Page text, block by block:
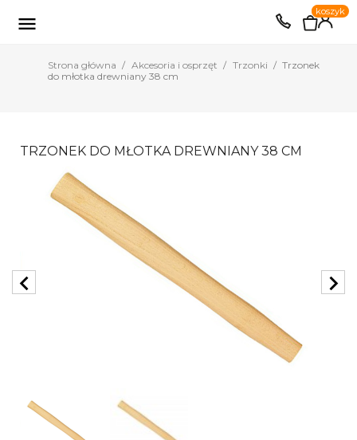
EUR PLN

0
koszyk
Strona główna Akcesoria i osprzęt Trzonki
Trzonek
do młotka drewniany 38 cm
TRZONEK DO MŁOTKA DREWNIANY 38 CM
chevron_left chevron_right